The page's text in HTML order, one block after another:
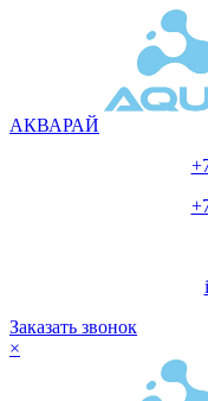
АКВАРАЙ
Заказать звонок
×